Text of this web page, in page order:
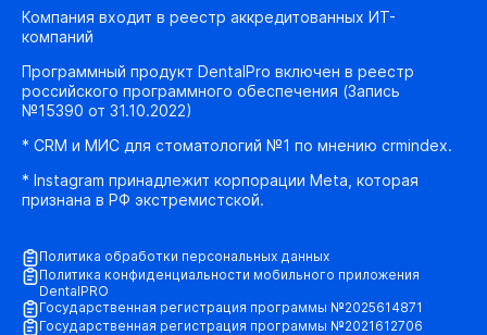
Компания входит в реестр аккредитованных ИТ-
компаний
Программный продукт DentalPro включен в реестр
российского программного обеспечения (Запись
№15390 от 31.10.2022)
* CRM и МИС для стоматологий №1 по мнению crmindex.
* Instagram принадлежит корпорации Meta, которая
признана в РФ экстремистской.
Политика обработки персональных данных
Политика конфиденциальности мобильного приложения
DentalPRO
Государственная регистрация программы №2025614871
Государственная регистрация программы №2021612706